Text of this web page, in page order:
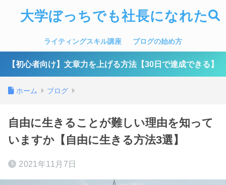
大学ぼっちでも社長になれた
ライティングスキル講座 ブログの始め方
【初心者向け】文章力を上げる方法【30日で達成できる】
ホーム ブログ
自由に生きることが難しい理由を知って
いますか【自由に生きる方法3選】
2021年11月7日